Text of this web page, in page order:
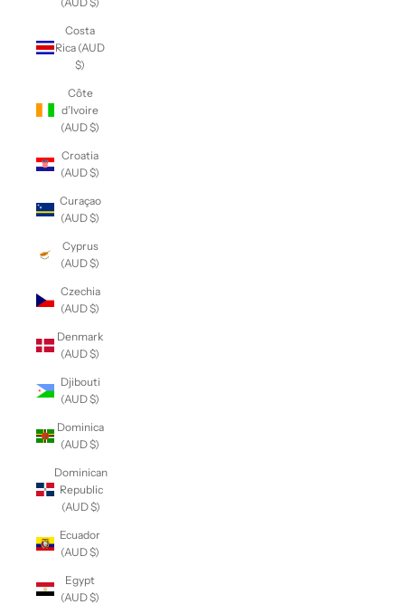
Costa
Rica (AUD
$)
Côte
d’Ivoire
(AUD $)
Croatia
(AUD $)
Curaçao
(AUD $)
Cyprus
(AUD $)
Czechia
(AUD $)
Denmark
(AUD $)
Djibouti
(AUD $)
Dominica
(AUD $)
Dominican
Republic
(AUD $)
Ecuador
(AUD $)
Egypt
(AUD $)